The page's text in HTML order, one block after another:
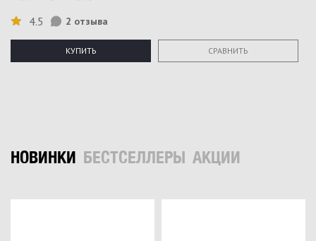
4.5 2 отзыва
КУПИТЬ СРАВНИТЬ
НОВИНКИ БЕСТСЕЛЛЕРЫ АКЦИИ